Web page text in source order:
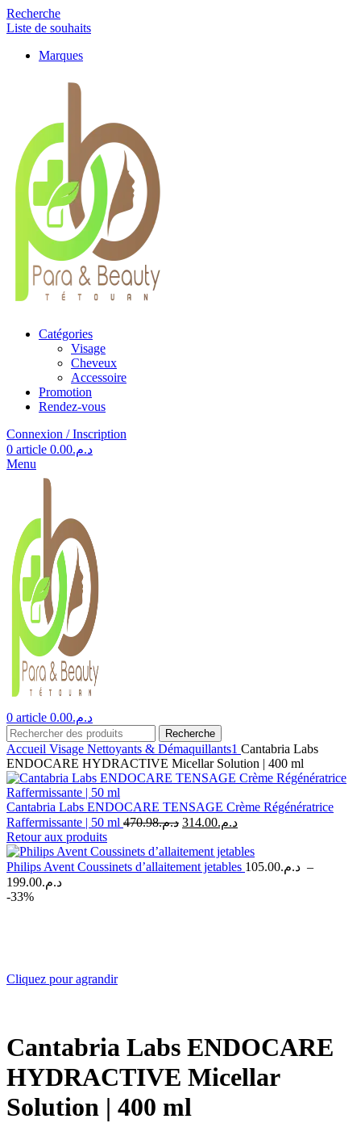
Recherche
Liste de souhaits
Marques
Catégories
Visage
Cheveux
Accessoire
Promotion
Rendez-vous
Connexion / Inscription
0 article د.م.0.00
Menu
0 article د.م.0.00
Recherche
Accueil Visage Nettoyants & Démaquillants1 Cantabria Labs
ENDOCARE HYDRACTIVE Micellar Solution | 400 ml
Cantabria Labs ENDOCARE TENSAGE Crème Régénératrice
Raffermissante | 50 ml
د.م.470.98
Le
initial
était :
د.م.314.00
Le
actuel
est :
Retour aux produits
Philips Avent Coussinets d’allaitement jetables د.م.105.00
–
د.م.199.00
Plage
-33%
Cliquez pour agrandir
Cantabria Labs ENDOCARE
HYDRACTIVE Micellar
Solution | 400 ml